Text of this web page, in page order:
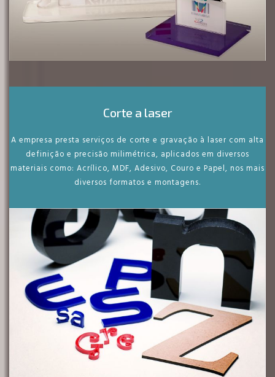
Corte a laser
A empresa presta serviços de corte e gravação à laser com alta
definição e precisão milimétrica, aplicados em diversos
materiais como: Acrílico, MDF, Adesivo, Couro e Papel, nos mais
diversos formatos e montagens.